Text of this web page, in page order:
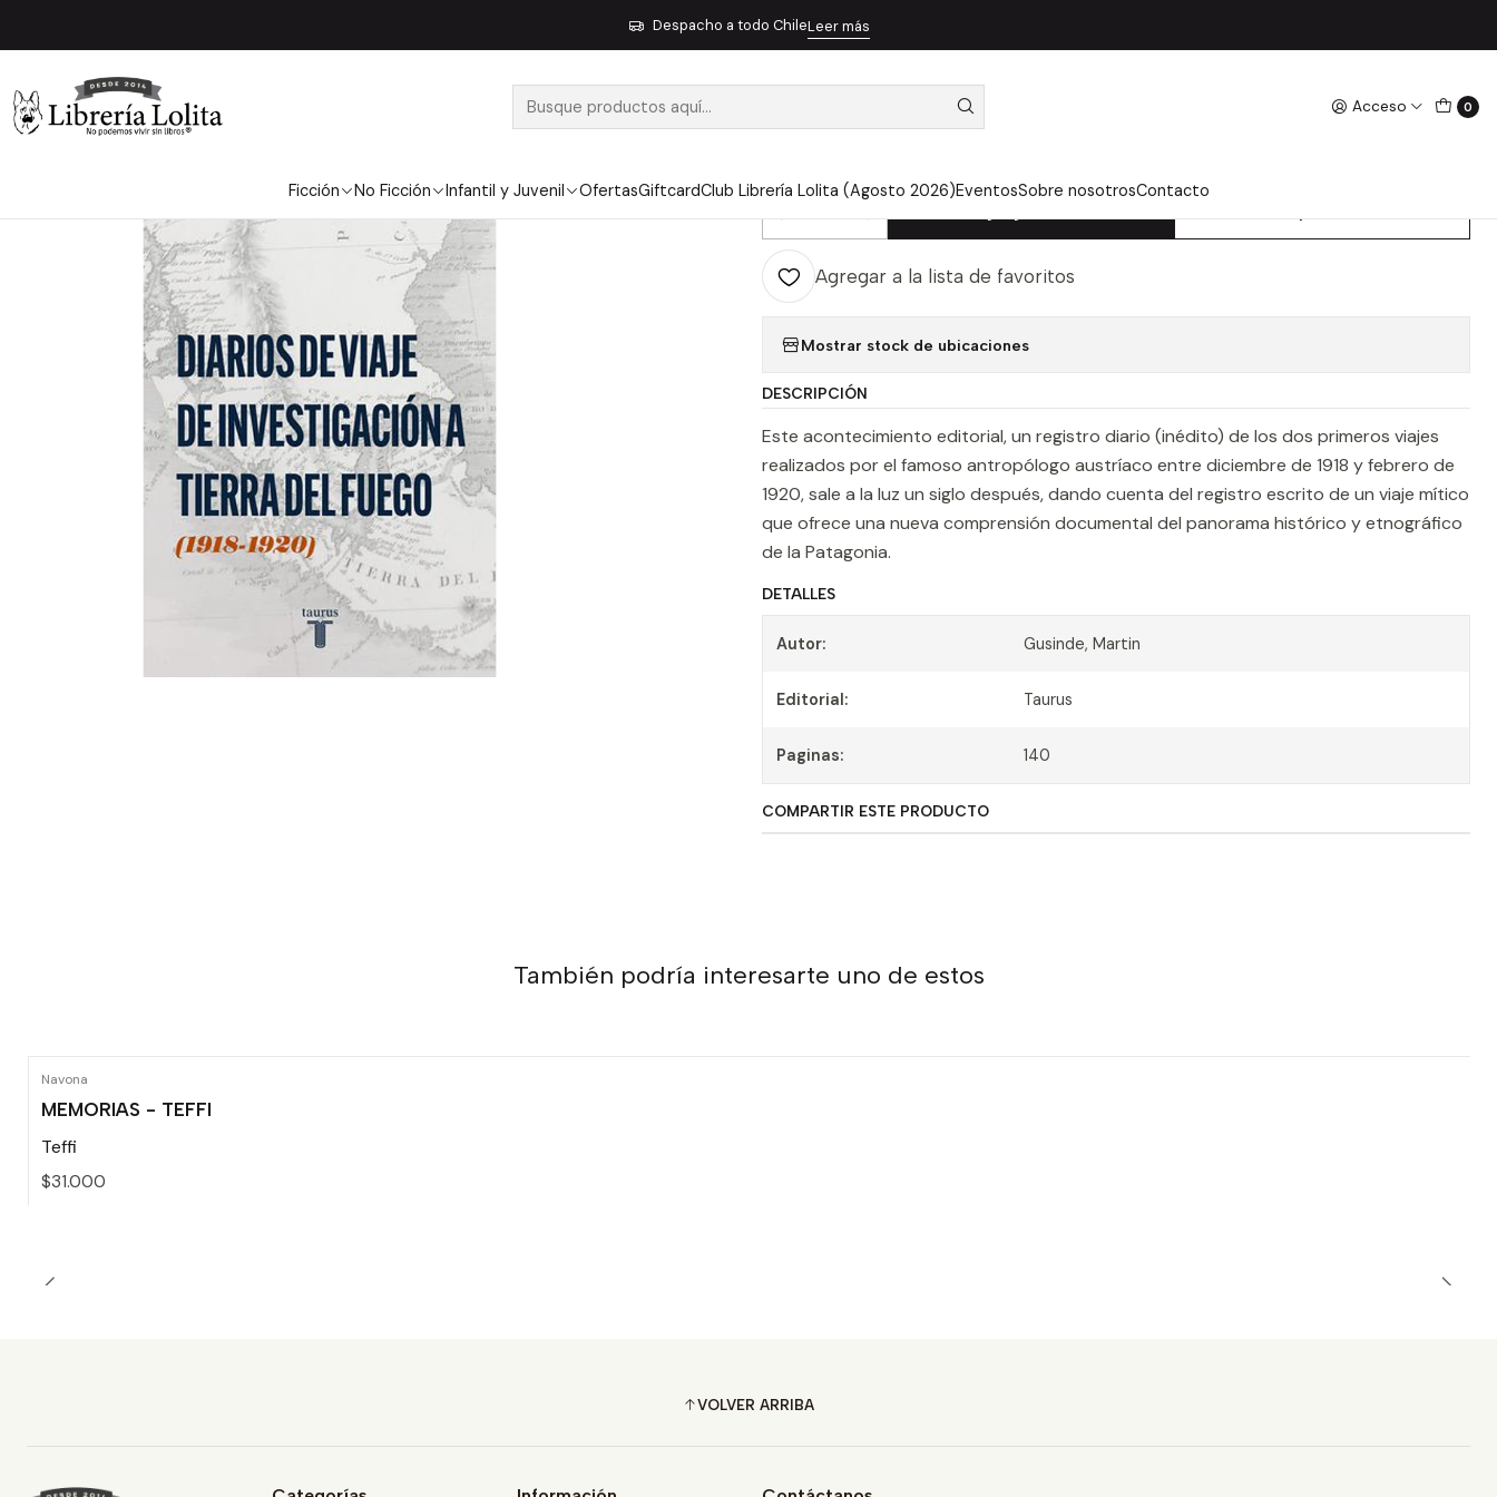
Acceso 0
Ficción No Ficción Infantil y Juvenil OfertasGiftcardClub Librería Lolita (Agosto 2026)EventosSobre nosotrosContacto
Despacho a todo ChileLeer más
Pendiente 32 Diario Del Viaje A La Tierra Del Fuego
DIARIO DEL VIAJE A LA TIERRA DEL
Cantidad
Agregar a la lista de favoritos
Mostrar stock de ubicaciones
DESCRIPCIÓN
Este acontecimiento editorial, un registro diario (inédito) de los dos primeros viajes
realizados por el famoso antropólogo austríaco entre diciembre de 1918 y febrero de
1920, sale a la luz un siglo después, dando cuenta del registro escrito de un viaje mítico
que ofrece una nueva comprensión documental del panorama histórico y etnográfico
de la Patagonia.
DETALLES
Autor: Gusinde, Martin
Editorial: Taurus
Paginas: 140
COMPARTIR ESTE PRODUCTO
También podría interesarte uno de estos
Navona
MEMORIAS - TEFFI
Teffi
$31.000
VOLVER ARRIBA